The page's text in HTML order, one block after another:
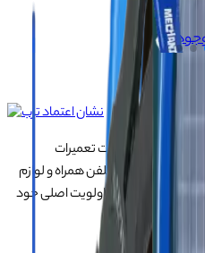
نزدیک به ۲۰ سال تجربه در تأمین تجهیزات تعمیرات
خدمات تعمیر تلفن همراه و لوازم
اعتماد مشتریان را اولویت اصلی خود